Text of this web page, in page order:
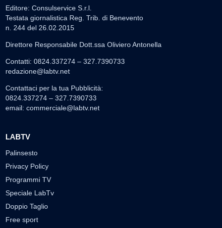
Editore: Consulservice S.r.l.
Testata giornalistica Reg. Trib. di Benevento
n. 244 del 26.02.2015
Direttore Responsabile Dott.ssa Oliviero Antonella
Contatti: 0824.337274 – 327.7390733
redazione@labtv.net
Contattaci per la tua Pubblicità:
0824.337274 – 327.7390733
email: commerciale@labtv.net
LABTV
Palinsesto
Privacy Policy
Programmi TV
Speciale LabTv
Doppio Taglio
Free sport